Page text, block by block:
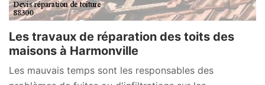
Les travaux de réparation des toits des
maisons à Harmonville
Les mauvais temps sont les responsables des